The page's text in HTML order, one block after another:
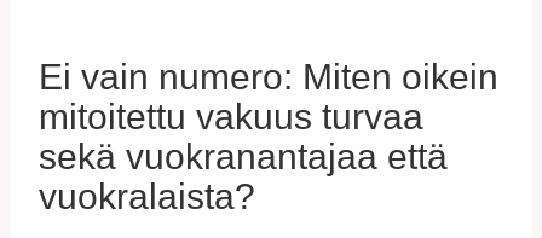
Ei vain numero: Miten oikein
mitoitettu vakuus turvaa
sekä vuokranantajaa että
vuokralaista?